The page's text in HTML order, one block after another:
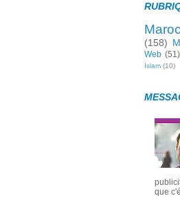
Maroc
(158)
Web (51)
Islam (10)
que